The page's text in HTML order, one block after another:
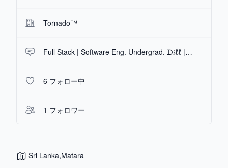
Tornado™
Full Stack | Software Eng. Undergrad. ᗪ𝑖ℓℓ | !4
6 フォロー中
1 フォロワー
Sri Lanka,Matara